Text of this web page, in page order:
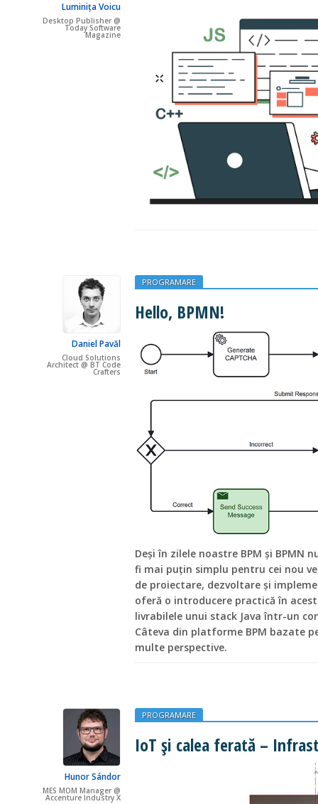
Luminița Voicu
Desktop Publisher @
Today Software
Magazine
Daniel Pavăl
Cloud Solutions
Architect @ BT Code
Crafters
PROGRAMARE
Hello, BPMN!
Deși în zilele noastre BPM și BPMN
fi mai puțin simplu pentru cei nou
de proiectare, dezvoltare și
oferă o introducere practică în
livrabilele unui stack Java într-un
Câteva din platforme BPM bazate
multe perspective.
Hunor Sándor
MES MOM Manager @
Accenture Industry X
PROGRAMARE
IoT și calea ferată –